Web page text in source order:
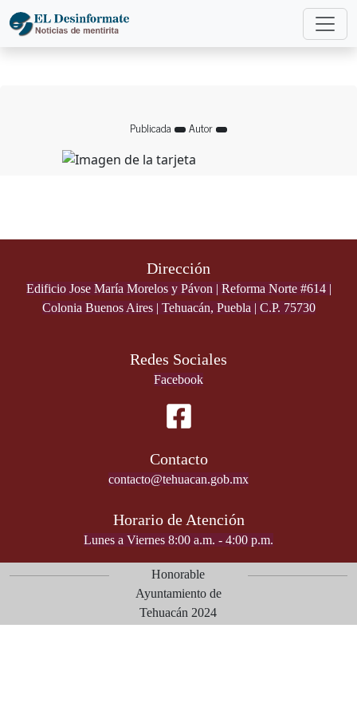
Publicada Autor
Dirección
Edificio Jose María Morelos y Pávon | Reforma Norte #614 |
Colonia Buenos Aires | Tehuacán, Puebla | C.P. 75730
Redes Sociales
Facebook
Contacto
contacto@tehuacan.gob.mx
Horario de Atención
Lunes a Viernes 8:00 a.m. - 4:00 p.m.
Honorable
Ayuntamiento de
Tehuacán 2024